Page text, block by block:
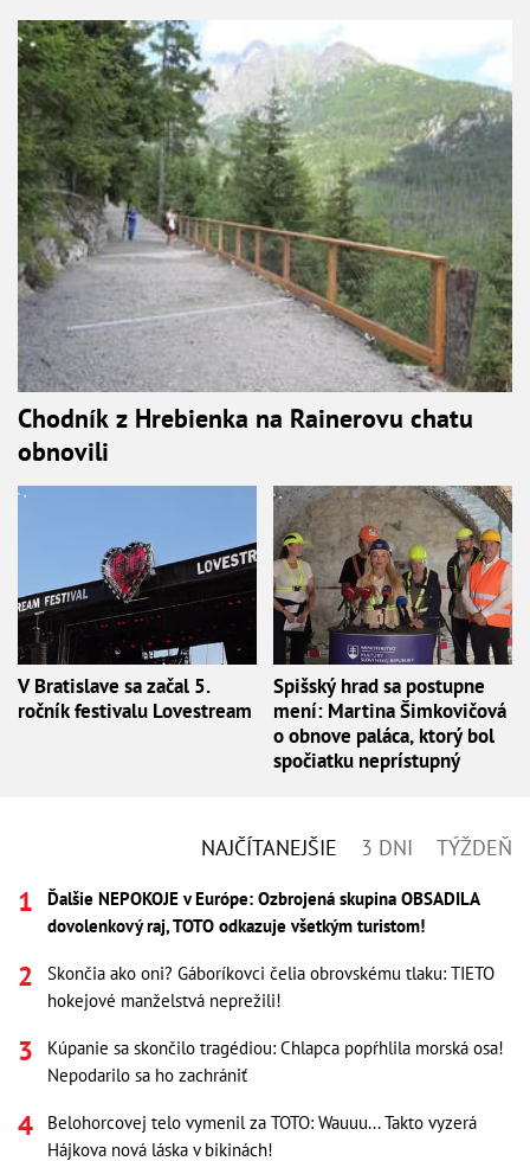
Chodník z Hrebienka na Rainerovu chatu
obnovili
V Bratislave sa začal 5.
ročník festivalu Lovestream
Spišský hrad sa postupne
mení: Martina Šimkovičová
o obnove paláca, ktorý bol
spočiatku neprístupný
NAJČÍTANEJŠIE 3 DNI TÝŽDEŇ
Ďalšie NEPOKOJE v Európe: Ozbrojená skupina OBSADILA
dovolenkový raj, TOTO odkazuje všetkým turistom!
Skončia ako oni? Gáboríkovci čelia obrovskému tlaku: TIETO
hokejové manželstvá neprežili!
Kúpanie sa skončilo tragédiou: Chlapca popŕhlila morská osa!
Nepodarilo sa ho zachrániť
Belohorcovej telo vymenil za TOTO: Wauuu... Takto vyzerá
Hájkova nová láska v bikinách!